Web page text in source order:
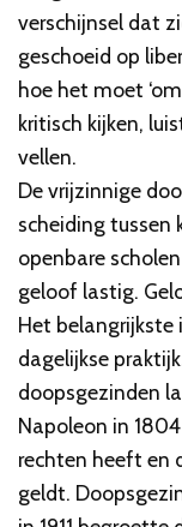
verschijnsel dat
geschoeid op
hoe het moet
kritisch kijken,
vellen.
De vrijzinnige
scheiding tussen
openbare
geloof lastig.
Het belangrijkste
dagelijkse
doopsgezinden
Napoleon in
rechten heeft en
geldt.